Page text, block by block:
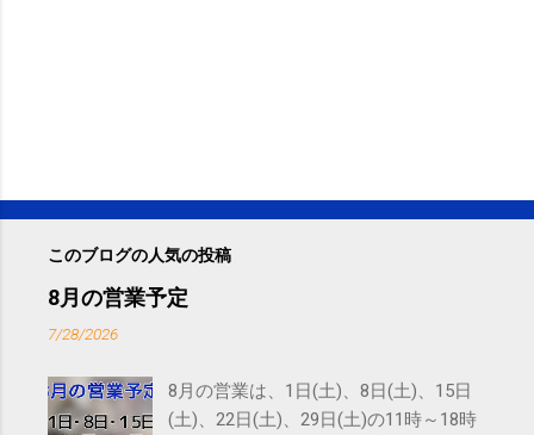
このブログの人気の投稿
8月の営業予定
7/28/2026
8月の営業は、1日(土)、8日(土)、15日
(土)、22日(土)、29日(土)の11時～18時